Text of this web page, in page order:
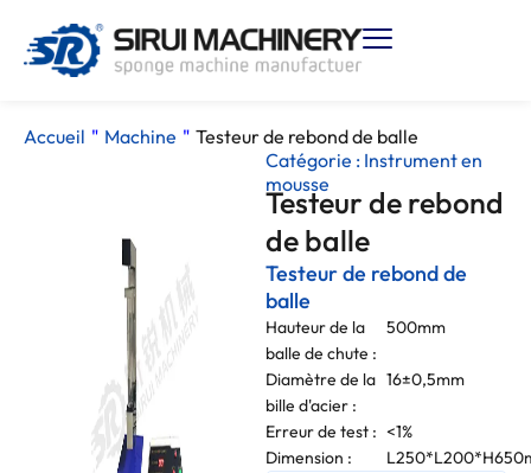
Accueil " Machine " Testeur de rebond de balle
Catégorie : Instrument en
mousse
Testeur de rebond
de balle
Testeur de rebond de
balle
Hauteur de la
balle de chute :
500mm
Diamètre de la
bille d'acier :
16±0,5mm
Erreur de test : <1%
Dimension :